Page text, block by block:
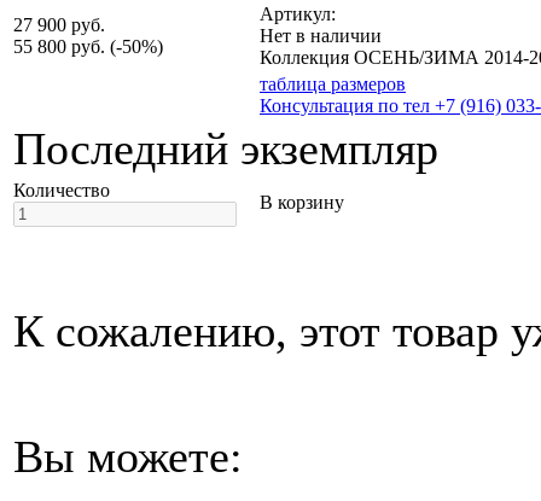
27 900 руб.
55 800 руб. (-50%)
Артикул:
Нет в наличии
Коллекция ОСЕНЬ/ЗИМА 2014-
таблица размеров
Консультация по тел +7 (916)
Последний экземпляр
Количество
В корзину
К сожалению, этот товар
Вы можете: